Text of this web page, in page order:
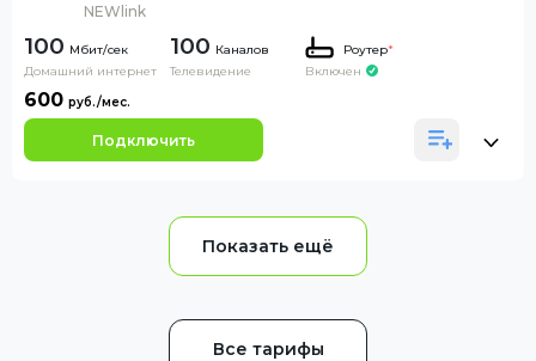
NEWlink
100
Домашний интернет
100 Каналов
Телевидение
Роутер*
Включен
600
Подключить
Все тарифы